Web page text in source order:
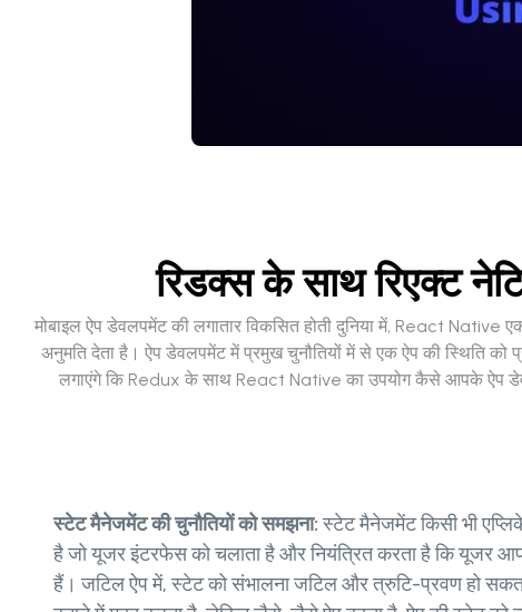
रिडक्स के साथ रिएक्ट
मोबाइल ऐप डेवलपमेंट की लगातार विकसित होती दुनिया में, React Native
अनुमति देता है। ऐप डेवलपमेंट में प्रमुख चुनौतियों में से एक ऐप की स्थिति
लगाएंगे कि Redux के साथ React Native का उपयोग कैसे आपके ऐप
स्टेट मैनेजमेंट की चुनौतियों को समझना:स्टेट मैनेजमेंट किसी भी
है जो यूजर इंटरफेस को चलाता है और नियंत्रित करता है कि यूजर
हैं। जटिल ऐप में, स्टेट को संभालना जटिल और त्रुटि-प्रवण हो